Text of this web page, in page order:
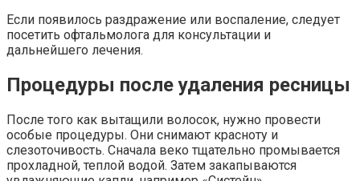
Если появилось раздражение или воспаление, следует
посетить офтальмолога для консультации и
дальнейшего лечения.
Процедуры после удаления ресницы
После того как вытащили волосок, нужно провести
особые процедуры. Они снимают красноту и
слезоточивость. Сначала веко тщательно промывается
прохладной, теплой водой. Затем закапываются